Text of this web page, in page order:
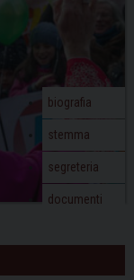
biografia
stemma
segreteria
documenti